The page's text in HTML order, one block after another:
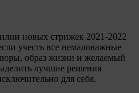
новых стрижек 2021-2022
учесть все немаловажные
образ жизни и желаемый
лучшие решения
для себя.